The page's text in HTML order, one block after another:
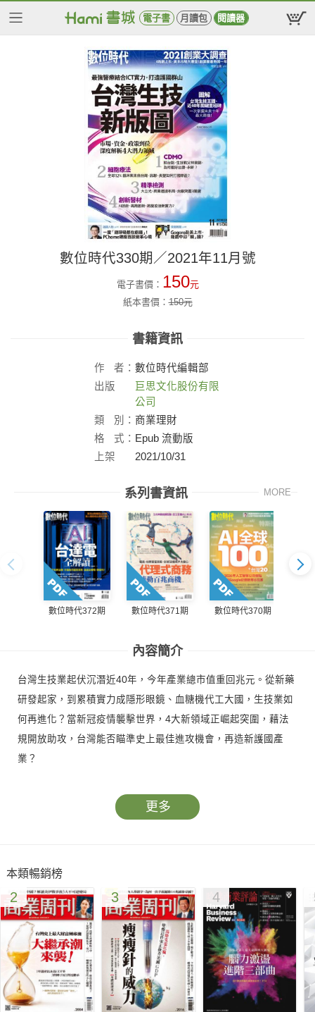
電子書 月讀包 閱讀器
數位時代330期／2021年11月號
電子書價： 150元
紙本書價：150元
書籍資訊
作 者： 數位時代編輯部
出版
巨思文化股份有限
公司
類
別： 商業理財
格
式： Epub 流動版
上架
2021/10/31
系列書資訊 MORE
數位時代372期 數位時代371期 數位時代370期
內容簡介
台灣生技業起伏沉潛近40年，今年產業總市值重回兆元。從新藥
研發起家，到累積實力成隱形眼鏡、血糖機代工大國，生技業如
何再進化？當新冠疫情襲擊世界，4大新領域正崛起突圍，藉法
規開放助攻，台灣能否瞄準史上最佳進攻機會，再造新護國產
業？
更多
本類暢銷榜
2 3 4